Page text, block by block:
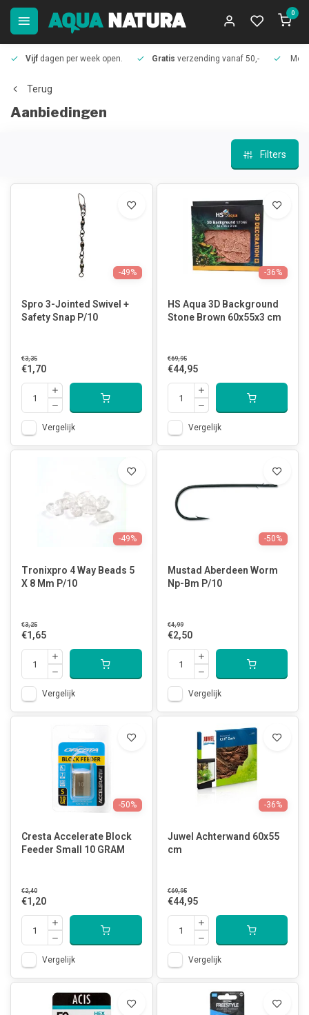
0
Vijf dagen per week open. Gratis verzending vanaf 50,-
Terug
Aanbiedingen
Filters
-49%
Spro 3-Jointed Swivel +
Safety Snap P/10
€3,35
€1,70
Vergelijk
-36%
HS Aqua 3D Background
Stone Brown 60x55x3 cm
€69,95
€44,95
Vergelijk
-49%
Tronixpro 4 Way Beads 5
X 8 Mm P/10
€3,25
€1,65
Vergelijk
-50%
Mustad Aberdeen Worm
Np-Bm P/10
€4,99
€2,50
Vergelijk
-50%
Cresta Accelerate Block
Feeder Small 10 GRAM
€2,40
€1,20
Vergelijk
-36%
Juwel Achterwand 60x55
cm
€69,95
€44,95
Vergelijk